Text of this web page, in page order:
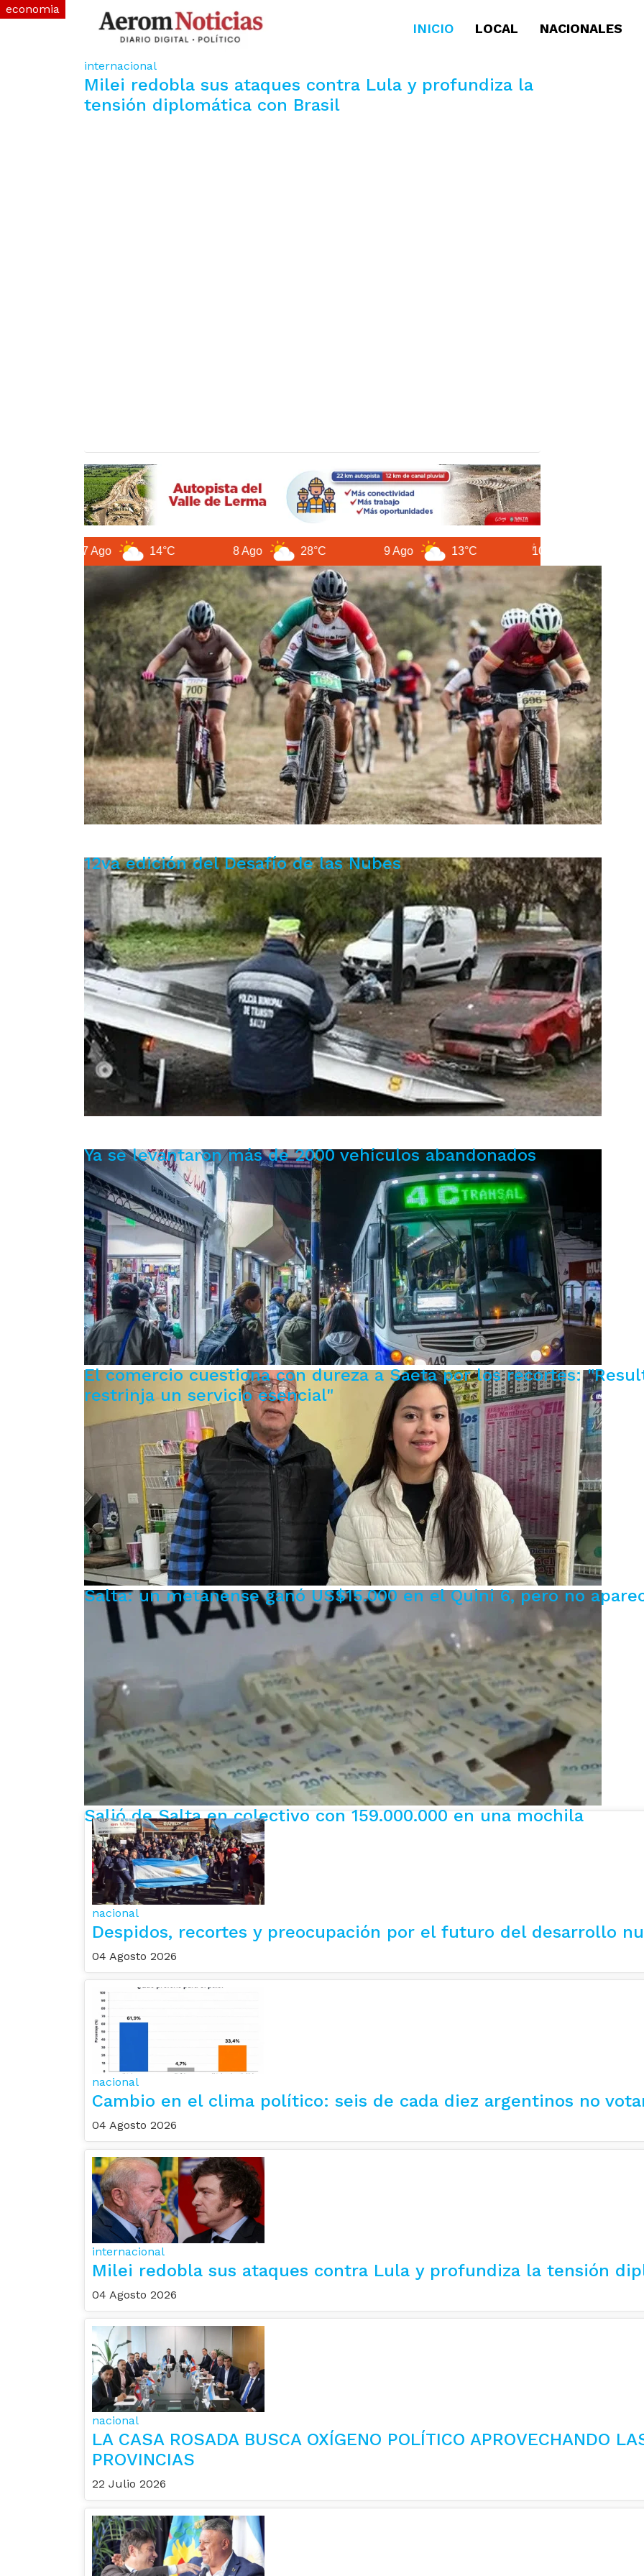
INICIO LOCAL NACIONALES
internacional
Milei redobla sus ataques contra Lula y profundiza la
tensión diplomática con Brasil
14°C 8 Ago 28°C 9 Ago 13°C 10 Ago
12va edición del Desafío de las Nubes
Ya se levantaron más de 2000 vehículos abandonados
El comercio cuestiona con dureza a Saeta por los recortes:
restrinja un servicio esencial"
Salta: un metanense ganó US$15.000 en el Quini 6, pero no
Salió de Salta en colectivo con 159.000.000 en una mochila
nacional
Despidos, recortes y preocupación por el futuro del desarrollo
04 Agosto 2026
nacional
Cambio en el clima político: seis de cada diez argentinos no
04 Agosto 2026
internacional
Milei redobla sus ataques contra Lula y profundiza la tensión
04 Agosto 2026
nacional
LA CASA ROSADA BUSCA OXÍGENO POLÍTICO APROVECHANDO
PROVINCIAS
22 Julio 2026
economia
economia
economia
economia
economia
economia